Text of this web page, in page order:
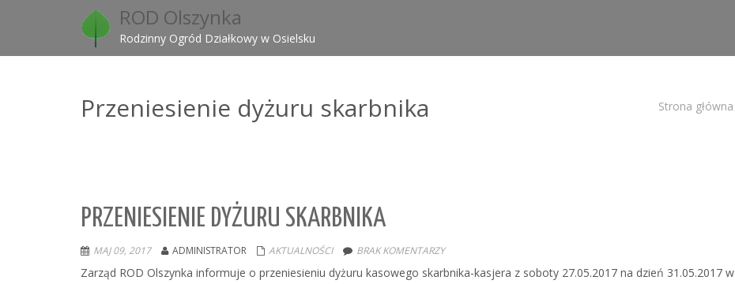
ROD Olszynka
Rodzinny Ogród Działkowy w Osielsku
Przeniesienie dyżuru skarbnika Strona główna
PRZENIESIENIE DYŻURU SKARBNIKA
MAJ 09, 2017 ADMINISTRATOR AKTUALNOŚCI BRAK KOMENTARZY
Zarząd ROD Olszynka informuje o przeniesieniu dyżuru kasowego skarbnika-kasjera z soboty 27.05.2017 na dzień 31.05.2017 w